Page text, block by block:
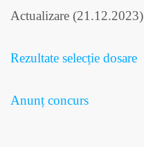
Actualizare (21.12.2023)
Rezultate selecție dosare
Anunț concurs